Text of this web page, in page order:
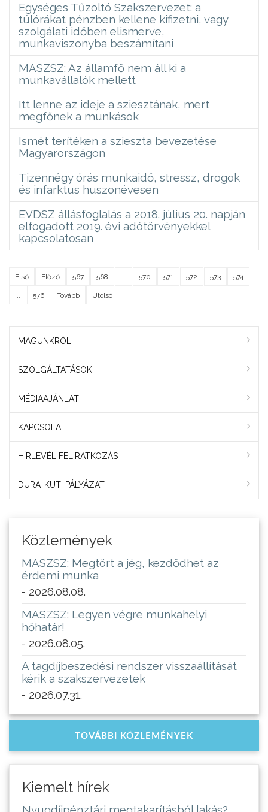
Egységes Tűzoltó Szakszervezet: a
túlórákat pénzben kellene kifizetni, vagy
szolgálati időben elismerve,
munkaviszonyba beszámítani
MASZSZ: Az államfő nem áll ki a
munkavállalók mellett
Itt lenne az ideje a sziesztának, mert
megfőnek a munkások
Ismét terítéken a szieszta bevezetése
Magyarországon
Tizennégy órás munkaidő, stressz, drogok
és infarktus huszonévesen
EVDSZ állásfoglalás a 2018. július 20. napján
elfogadott 2019. évi adótörvényekkel
kapcsolatosan
Első Előző 567 568 ... 570 571 572 573 574
... 576 Tovább Utolsó
MAGUNKRÓL
SZOLGÁLTATÁSOK
MÉDIAAJÁNLAT
KAPCSOLAT
HÍRLEVÉL FELIRATKOZÁS
DURA-KUTI PÁLYÁZAT
Közlemények
MASZSZ: Megtört a jég, kezdődhet az
érdemi munka
- 2026.08.08.
MASZSZ: Legyen végre munkahelyi
hőhatár!
- 2026.08.05.
A tagdíjbeszedési rendszer visszaállítását
kérik a szakszervezetek
- 2026.07.31.
TOVÁBBI KÖZLEMÉNYEK
Kiemelt hírek